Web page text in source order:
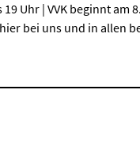
19 Uhr | VVK beginnt am
bei uns und in allen